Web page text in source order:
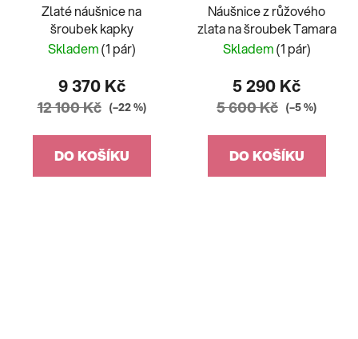
Zlaté náušnice na
šroubek kapky
Skladem(1 pár)
9 370 Kč
12 100 Kč (–22 %)
DO KOŠÍKU
Náušnice z růžového
zlata na šroubek Tamara
Skladem(1 pár)
5 290 Kč
5 600 Kč (–5 %)
DO KOŠÍKU